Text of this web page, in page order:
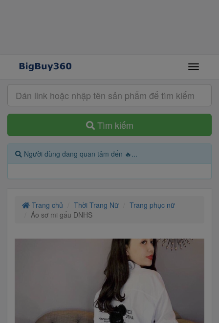
Tìm kiếm
Người dùng đang quan tâm đến 🔥...
Trang chủ Thời Trang Nữ
Trang phục nữ
Áo sơ mi gấu DNHS